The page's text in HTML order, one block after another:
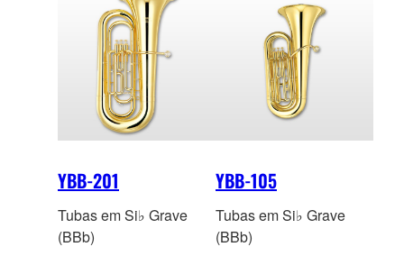
YBB-201
Tubas em Si♭ Grave
(BBb)
YBB-105
Tubas em Si♭ Grave
(BBb)